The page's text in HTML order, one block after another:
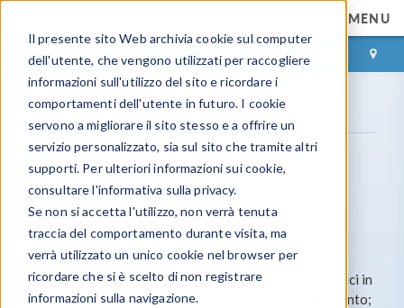
Il presente sito Web archivia cookie sul computer
dell'utente, che vengono utilizzati per raccogliere
informazioni sull'utilizzo del sito e ricordare i
comportamenti dell'utente in futuro. I cookie
servono a migliorare il sito stesso e a offrire un
servizio personalizzato, sia sul sito che tramite altri
supporti. Per ulteriori informazioni sui cookie,
consultare l'informativa sulla privacy.
Se non si accetta l'utilizzo, non verrà tenuta
traccia del comportamento durante visita, ma
verrà utilizzato un unico cookie nel browser per
ricordare che si è scelto di non registrare
informazioni sulla navigazione.
MENU
ACCEDI CONTACT
Gamma prodottiPlasma Module
Plasma Module
Modellare plasma a bassa temperatura e
plasma termici
Un sistema al plasma comprende diversi fenomeni fisici in
relazione tra loro che influenzano il suo comportamento;